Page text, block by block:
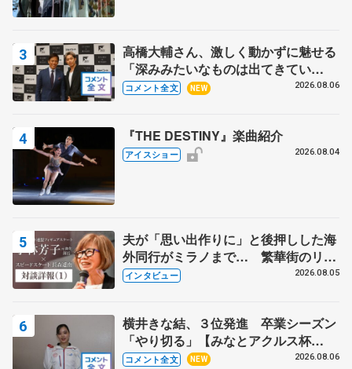
高橋大輔さん、激しく動かずに魅せる
「深みみたいなものは出てきてい
る？」 〝兄さん〟と慕うレジェンド
コメント全文 NEW 2026.08.06
『THE DESTINY』楽曲紹介
アイスショー 2026.08.04
夫が「思い出作りに」と後押しした海
外同行がミラノまで… 繁華街のリン
クでは不良のお兄さんも味方に 小林
インタビュー 2026.08.05
横井きな結、３位発進 卒業シーズン
「やり切る」【みなとアクルス杯
SP】
コメント全文 NEW 2026.08.06